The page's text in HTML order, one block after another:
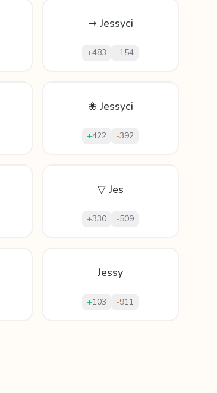
➞ Jessyci
+483 -154
❀ Jessyci
+422 -392
▽ Jes
+330 -509
Jessy
+103 -911